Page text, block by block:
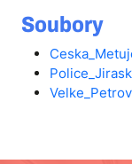
Soubory